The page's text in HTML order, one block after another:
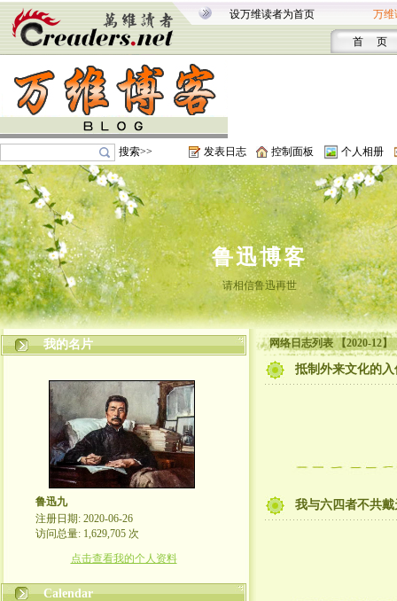
设万维读者为首页 万维
首 页
搜索>> 发表日志 控制面板 个人相册
鲁迅博客
请相信鲁迅再世
我的名片
鲁迅九
注册日期: 2020-06-26
访问总量: 1,629,705 次
点击查看我的个人资料
Calendar
网络日志列表 【2020-12】
抵制外来文化的
我与六四者不共